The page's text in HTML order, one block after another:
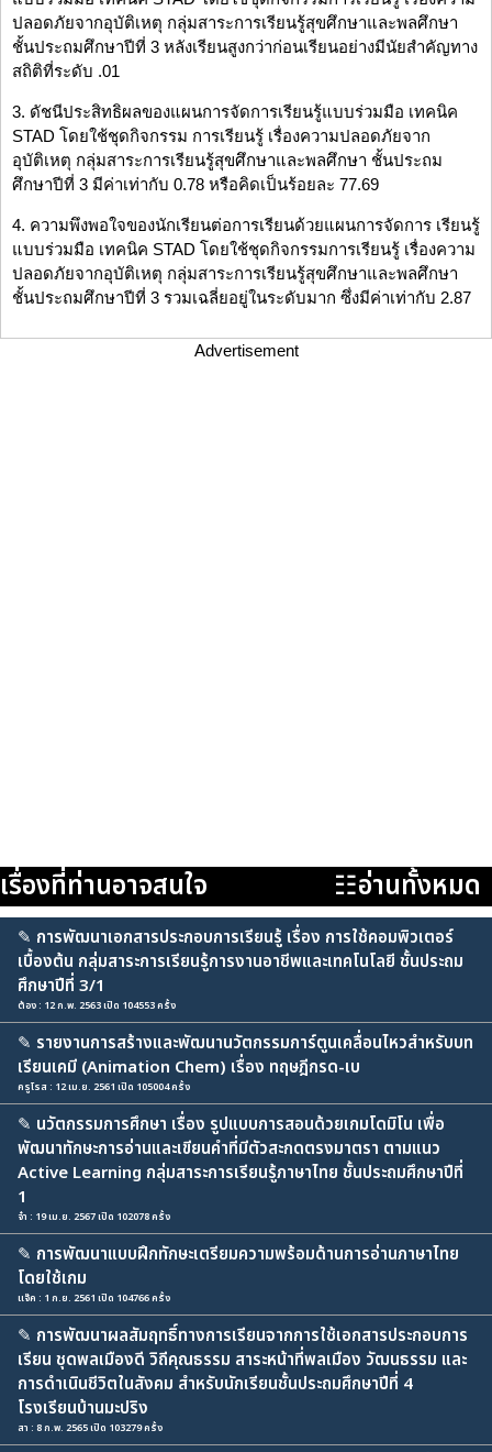
ปลอดภัยจากอุบัติเหตุ กลุ่มสาระการเรียนรู้สุขศึกษาและพลศึกษา
ชั้นประถมศึกษาปีที่ 3 หลังเรียนสูงกว่าก่อนเรียนอย่างมีนัยสำคัญทาง
สถิติที่ระดับ .01
3. ดัชนีประสิทธิผลของแผนการจัดการเรียนรู้แบบร่วมมือ เทคนิค
STAD โดยใช้ชุดกิจกรรม การเรียนรู้ เรื่องความปลอดภัยจาก
อุบัติเหตุ กลุ่มสาระการเรียนรู้สุขศึกษาและพลศึกษา ชั้นประถม
ศึกษาปีที่ 3 มีค่าเท่ากับ 0.78 หรือคิดเป็นร้อยละ 77.69
4. ความพึงพอใจของนักเรียนต่อการเรียนด้วยแผนการจัดการ เรียนรู้
แบบร่วมมือ เทคนิค STAD โดยใช้ชุดกิจกรรมการเรียนรู้ เรื่องความ
ปลอดภัยจากอุบัติเหตุ กลุ่มสาระการเรียนรู้สุขศึกษาและพลศึกษา
ชั้นประถมศึกษาปีที่ 3 รวมเฉลี่ยอยู่ในระดับมาก ซึ่งมีค่าเท่ากับ 2.87
Advertisement
เรื่องที่ท่านอาจสนใจ ☷อ่านทั้งหมด
✎ การพัฒนาเอกสารประกอบการเรียนรู้ เรื่อง การใช้คอมพิวเตอร์
เบื้องต้น กลุ่มสาระการเรียนรู้การงานอาชีพและเทคโนโลยี ชั้นประถม
ศึกษาปีที่ 3/1
ต้อง : 12 ก.พ. 2563 เปิด 104553 ครั้ง
✎ รายงานการสร้างและพัฒนานวัตกรรมการ์ตูนเคลื่อนไหวสำหรับบท
เรียนเคมี (Animation Chem) เรื่อง ทฤษฎีกรด-เบ
ครูโรส : 12 เม.ย. 2561 เปิด 105004 ครั้ง
✎ นวัตกรรมการศึกษา เรื่อง รูปแบบการสอนด้วยเกมโดมิโน เพื่อ
พัฒนาทักษะการอ่านและเขียนคำที่มีตัวสะกดตรงมาตรา ตามแนว
Active Learning กลุ่มสาระการเรียนรู้ภาษาไทย ชั้นประถมศึกษาปีที่
1
จ๋า : 19 เม.ย. 2567 เปิด 102078 ครั้ง
✎ การพัฒนาแบบฝึกทักษะเตรียมความพร้อมด้านการอ่านภาษาไทย
โดยใช้เกม
แจ๊ค : 1 ก.ย. 2561 เปิด 104766 ครั้ง
✎ การพัฒนาผลสัมฤทธิ์ทางการเรียนจากการใช้เอกสารประกอบการ
เรียน ชุดพลเมืองดี วิถีคุณธรรม สาระหน้าที่พลเมือง วัฒนธรรม และ
การดำเนินชีวิตในสังคม สำหรับนักเรียนชั้นประถมศึกษาปีที่ 4
โรงเรียนบ้านมะปริง
สา : 8 ก.พ. 2565 เปิด 103279 ครั้ง